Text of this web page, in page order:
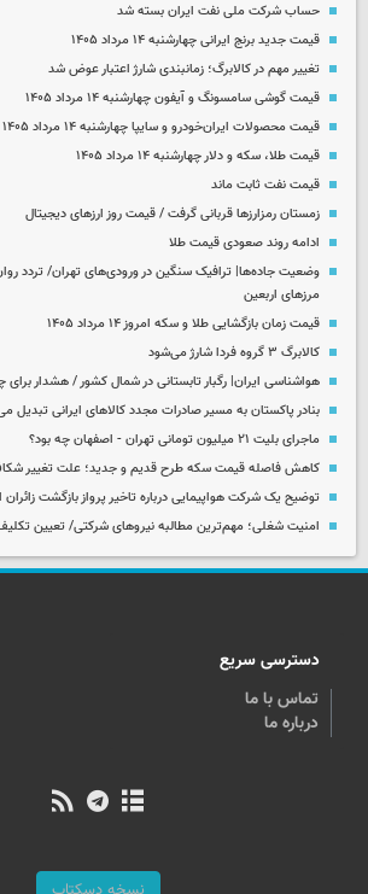
حساب‌ شرکت ملی نفت ایران بسته شد
قیمت جدید برنج ایرانی چهارشنبه ۱۴ مرداد ۱۴۰۵
تغییر مهم در کالابرگ؛ زمانبندی‌ شارژ اعتبار عوض شد
قیمت گوشی سامسونگ و آیفون چهارشنبه ۱۴ مرداد ۱۴۰۵
قیمت محصولات ایران‌خودرو و سایپا چهارشنبه ۱۴ مرداد ۱۴۰۵
قیمت طلا، سکه و دلار چهارشنبه ۱۴ مرداد ۱۴۰۵
قیمت نفت ثابت ماند
زمستان رمزارزها قربانی گرفت / قیمت روز ارزهای دیجیتال
ادامه روند صعودی قیمت طلا
وضعیت جاده‌ها| ترافیک سنگین در ورودی‌های تهران/ تردد
مرزهای اربعین
قیمت زمان بازگشایی طلا و سکه امروز ۱۴ مرداد ۱۴۰۵
کالابرگ ۳ گروه فردا شارژ می‌شود
هواشناسی ایران| رگبار تابستانی در شمال کشور / هشدار برای
بنادر پاکستان به مسیر صادرات مجدد کالاهای ایرانی تبدیل
ماجرای بلیت ۲۱ میلیون تومانی تهران - اصفهان چه بود؟
کاهش فاصله قیمت سکه طرح قدیم و جدید؛ علت تغییر
توضیح یک شرکت هواپیمایی درباره تاخیر پرواز بازگشت زائران
امنیت شغلی؛ مهم‌ترین مطالبه نیروهای شرکتی/ تعیین
دسترسی سریع
تماس با ما
درباره ما